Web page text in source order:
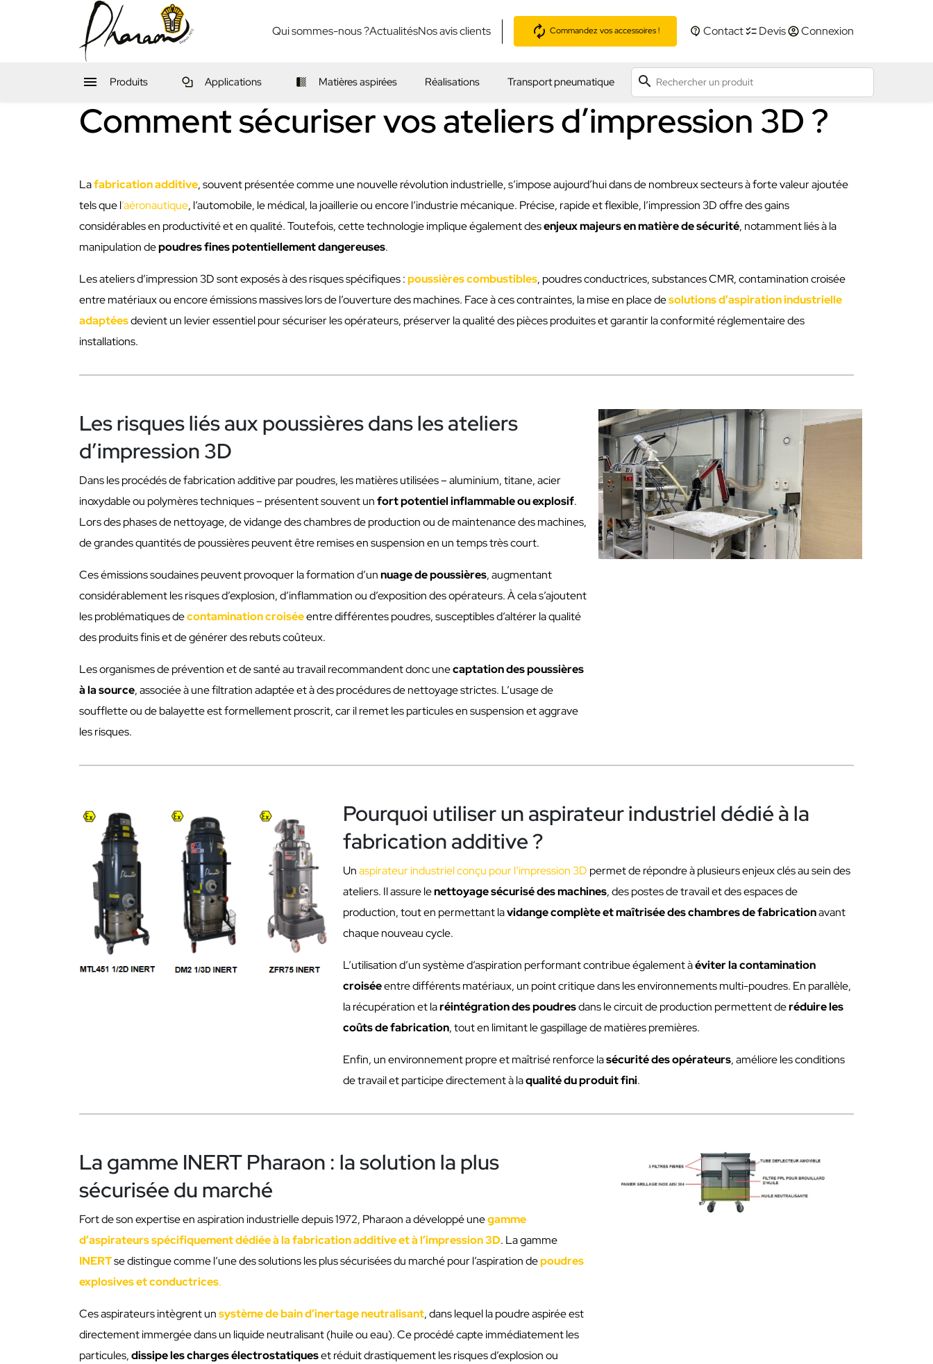
Qui sommes-nous ?ActualitésNos avis clients Commandez vos accessoires ! Contact Devis Connexion
 Produits Applications Matières aspirées Réalisations Transport pneumatique search
Comment sécuriser vos ateliers d’impression 3D ?
Lafabrication additive, souvent présentée comme une nouvelle révolution industrielle, s’impose aujourd’hui dans de nombreux secteurs à forte valeur ajoutée
tels que l’aéronautique, l’automobile, le médical, la joaillerie ou encore l’industrie mécanique. Précise, rapide et flexible, l’impression 3D offre des gains
considérables en productivité et en qualité. Toutefois, cette technologie implique également desenjeux majeurs en matière de sécurité, notamment liés à la
manipulation depoudres fines potentiellement dangereuses.
Les ateliers d’impression 3D sont exposés à des risques spécifiques :poussières combustibles, poudres conductrices, substances CMR, contamination croisée
entre matériaux ou encore émissions massives lors de l’ouverture des machines. Face à ces contraintes, la mise en place desolutions d’aspiration industrielle
adaptéesdevient un levier essentiel pour sécuriser les opérateurs, préserver la qualité des pièces produites et garantir la conformité réglementaire des
installations.
Les risques liés aux poussières dans les ateliers
d’impression 3D
Dans les procédés de fabrication additive par poudres, les matières utilisées – aluminium, titane, acier
inoxydable ou polymères techniques – présentent souvent unfort potentiel inflammable ou explosif.
Lors des phases de nettoyage, de vidange des chambres de production ou de maintenance des machines,
de grandes quantités de poussières peuvent être remises en suspension en un temps très court.
Ces émissions soudaines peuvent provoquer la formation d’unnuage de poussières, augmentant
considérablement les risques d’explosion, d’inflammation ou d’exposition des opérateurs. À cela s’ajoutent
les problématiques decontamination croiséeentre différentes poudres, susceptibles d’altérer la qualité
des produits finis et de générer des rebuts coûteux.
Les organismes de prévention et de santé au travail recommandent donc unecaptation des poussières
à la source, associée à une filtration adaptée et à des procédures de nettoyage strictes. L’usage de
soufflette ou de balayette est formellement proscrit, car il remet les particules en suspension et aggrave
les risques.
Pourquoi utiliser un aspirateur industriel dédié à la
fabrication additive ?
Unaspirateur industriel conçu pour l’impression 3D permet de répondre à plusieurs enjeux clés au sein des
ateliers. Il assure lenettoyage sécurisé des machines, des postes de travail et des espaces de
production, tout en permettant lavidange complète et maîtrisée des chambres de fabricationavant
chaque nouveau cycle.
L’utilisation d’un système d’aspiration performant contribue également àéviter la contamination
croiséeentre différents matériaux, un point critique dans les environnements multi-poudres. En parallèle,
la récupération et laréintégration des poudresdans le circuit de production permettent deréduire les
coûts de fabrication, tout en limitant le gaspillage de matières premières.
Enfin, un environnement propre et maîtrisé renforce lasécurité des opérateurs, améliore les conditions
de travail et participe directement à laqualité du produit fini.
La gamme INERT Pharaon : la solution la plus
sécurisée du marché
Fort de son expertise en aspiration industrielle depuis 1972, Pharaon a développé unegamme
d’aspirateurs spécifiquement dédiée à la fabrication additive et à l’impression 3D. La gamme
INERTse distingue comme l’une des solutions les plus sécurisées du marché pour l’aspiration depoudres
explosives et conductrices.
Ces aspirateurs intègrent unsystème de bain d’inertage neutralisant, dans lequel la poudre aspirée est
directement immergée dans un liquide neutralisant (huile ou eau). Ce procédé capte immédiatement les
particules,dissipe les charges électrostatiqueset réduit drastiquement les risques d’explosion ou